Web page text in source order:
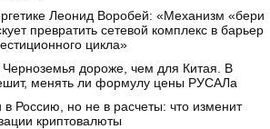
Леонид Воробей: «Механизм «бери
превратить сетевой комплекс в барьер
цикла»
дороже, чем для Китая. В
менять ли формулу цены РУСАЛа
в Россию, но не в расчеты: что изменит
криптовалюты